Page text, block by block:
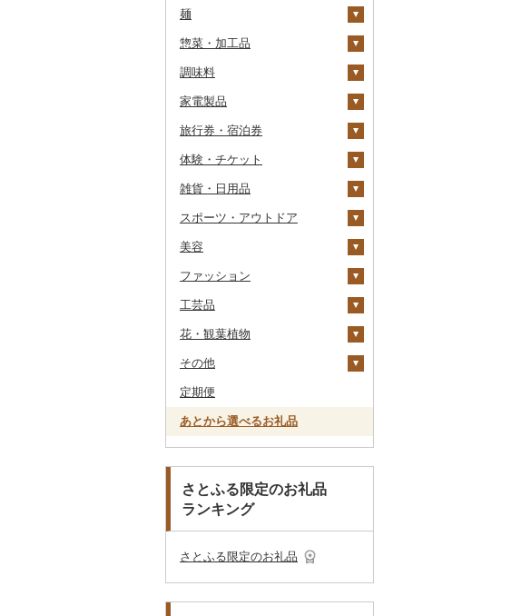
仙台牛
米沢牛
山形牛
常陸牛
上州牛
飛騨牛
近江牛
但馬牛
佐賀牛
長崎和牛
宮崎牛
その他牛肉（精肉）
水炊き
地鶏
赤鶏さつま
その他鶏肉
キャビア
その他魚卵
鮑（アワビ）
牡蠣（カキ）
あさり
しじみ
サザエ
はまぐり
その他貝
鮮魚
鮭・サーモン
マグロ
イワシ
カツオ
金目鯛
クエ
サバ
鯛
のどぐろ
ブリ
ほっけ
その他鮮魚
イカ・タコ
イカ
タコ
海苔・海藻
海苔
わかめ
ひじき
その他海苔・海藻
干物
ししゃも
その他干物
その他魚介・加工品
しらす・ちりめん
かまぼこ・練り製品
コシヒカリ
はえぬき
さがびより
あきたこまち
ひとめぼれ
ミルキークィーン
ななつぼし
その他ぶどう・マスカ
梨
和梨
洋梨・ラフランス
マンゴー
みかん・柑橘
みかん
レモン
不知火・デコポン
せとか
まどんな
その他柑橘
すいか
キウイ
柿（カキ）
ドライフルーツ
干し芋
その他果物
びわ
パイナップル
栗
根菜
人参
大根
自然薯
レンコン
にんにく・生姜
その他根菜
アスパラガス
豆
きのこ
しいたけ
松茸
その他きのこ
その他野菜
山菜
かぼちゃ
レタス
バター
その他乳製品
地ビール・クラフトビ
純米吟醸
大吟醸
吟醸
その他日本酒
芋焼酎
麦焼酎
米焼酎
黒糖焼酎
その他焼酎
梅酒
泡盛
ワイン
白ワイン
赤ワイン
シャンパン・スパーク
ウイスキー
リキュール・洋酒
甘酒
ノンアルコール
その他酒
飲料
コーヒー豆
粉
ドリップ
茶
飲料
茶葉・ティーバッグ
静岡茶
足柄茶
知覧茶
八女茶
果汁飲料
りんごジュース
みかんジュース（オレ
紅茶
飲料
茶葉・ティーバッグ
その他飲料・ジュース
野菜ジュース
炭酸飲料
豆乳
クッキー
焼き菓子
プリン
ゼリー
チョコレート
カステラ
アイス・ジェラート
その他洋菓子
煎餅・おかき
羊羹
饅頭
大福
その他和菓子
麺
ラーメン
うどん
そば
パスタ
ひやむぎ
そうめん
その他麺
惣菜・加工品
惣菜
餃子
シュウマイ
コロッケ
その他惣菜
カレー・シチュー
カレー
シチュー
鍋
肉
魚
その他鍋
ピザ
レトルト
スープ
豆腐・納豆
豆腐
漬物
キムチ
その他漬物
缶詰・瓶詰
肉
魚
ジャム
その他缶詰・瓶詰
乾物
燻製（スモーク）
おせち
その他加工品
調味料
砂糖
塩
醤油
味噌
酢
だし
食用油
オリーブオイル
ごま油
はちみつ
ドレッシング
その他調味料
ケチャップ
こしょう
その他調味料
家電製品
季節・空調家電
キッチン家電
照明器具
パソコン・周辺機器
TV・オーディオ・カメラ
美容・健康家電
カー用品
時計
その他家電
旅行券・宿泊券
旅行券
JTBふるさと旅行クー
その他旅行券
宿泊券
体験・チケット
PayPay商品券
食事券
温泉・サウナ・スパ利用
スキーチケット・リフト
券
GDOふるさとゴルフ
プレークーポン
その他のゴルフプレー
花火大会チケット
カタログギフト
雑貨・日用品
家具・インテリア
机・テーブル
その他家具・インテリ
寝具
布団
毛布
タオルケット
タオル
その他タオル
文房具・印鑑
ボールペン
ノート・ファイル
その他文房具
食器
グラス・カップ
箸
スプーン・フォーク・
ナイフ
皿・椀
その他食器
キッチン用品
フライパン
鍋
まな板
土鍋
日用品
洗剤
トイレットペーパー
ティッシュ
その他日用品
楽器・器材
本・CD・DVD
おもちゃ・ぬいぐるみ
ご当地キャラクター
ペット用品
スポーツ・アウトドア
ゴルフ
ゴルフボール
ゴルフウェア
その他ゴルフ
釣り
サイクリング
アウトドア・キャンプ
その他スポーツ
その他スポーツ
美容
スキンケア
洗顔
その他スキンケア
シャンプー・リンス
石鹸・ボディーソープ
入浴剤
アロマ
プロテイン
その他美容
ファッション
鞄・バッグ
トートバッグ・ショル
ツケース
その他鞄・バッグ
洋服
女性・レディース
子供・ベビー
その他洋服
和服
靴・履物
靴・シューズ
スリッパ・下駄・草履
その他靴・履物
アクセサリー
ペンダント・ネックレ
ス
ピアス・イヤリング
その他アクセサリー
その他服飾小物
ショール・ストール
マフラー・手袋
工芸品
織物
本場奄美大島紬
陶器・漆器
唐津焼
備前焼
美濃焼
村上木彫堆朱
その他装飾品・工芸品
数珠
工芸品
播州そろばん
美濃和紙
花・観葉植物
観葉植物・苗木
花
胡蝶蘭
造花・プリザーブドフ
ラワー
その他花
盆栽・その他
その他
地域サービス
その他
定期便
あとから選べるお礼品
さとふる限定のお礼品
ランキング
さとふる限定のお礼品